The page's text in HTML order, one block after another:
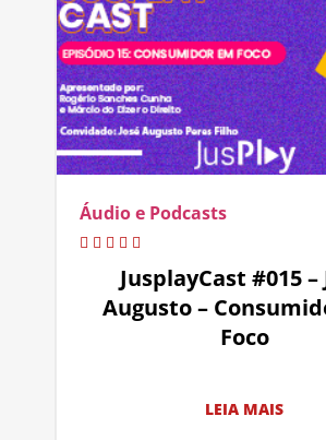
Áudio e Podcasts
JusplayCast #015 –
Augusto –
Foco
LEIA MAIS